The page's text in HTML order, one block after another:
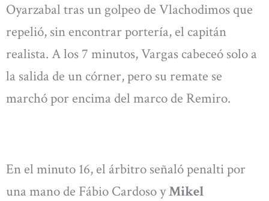
Oyarzabal tras un golpeo de Vlachodimos que
repelió, sin encontrar portería, el capitán
realista. A los 7 minutos, Vargas cabeceó solo a
la salida de un córner, pero su remate se
marchó por encima del marco de Remiro.
En el minuto 16, el árbitro señaló penalti por
una mano de Fábio Cardoso yMikel